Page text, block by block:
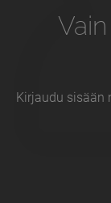
Kirjaudu sisään